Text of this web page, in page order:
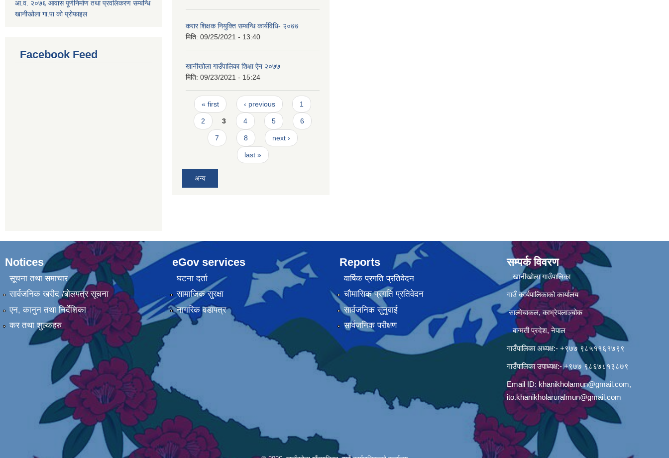
आ.व. २०७६ आवास पूर्णनिर्माण तथा प्रवलिकरण सम्बन्धि
खानीखोला गा.पा को प्रोफाइल
Facebook Feed
करार शिक्षक नियुक्ति सम्बन्धि कार्यविधि- २०७७
मिति: 09/25/2021 - 13:40
खानीखोला गाउँपालिका शिक्षा ऐन २०७७
मिति: 09/23/2021 - 15:24
Pages
« first ‹ previous 1
2 3 4 5 6
7 8 next ›
last »
अन्य
Notices
सूचना तथा समाचार
सार्वजनिक खरीद /बोलपत्र सूचना
एन, कानुन तथा निर्देशिका
कर तथा शुल्कहरु
eGov services
घटना दर्ता
सामाजिक सुरक्षा
नागरिक वडापत्र
Reports
वार्षिक प्रगति प्रतिवेदन
चौमासिक प्रगति प्रतिवेदन
सार्वजनिक सुनुवाई
सार्वजनिक परीक्षण
सम्पर्क विवरण
खानीखोला गाउँपालिका
गाउँ कार्यपालिकाको कार्यालय
साल्मेचाकल, काभ्रेपलाञ्चोक
बाग्मती प्रदेश, नेपाल
गाउँपालिका अध्यक्ष:- +९७७ ९८५११६१७९९
गाउँपालिका उपाध्यक्ष:- +९७७ ९८६७८१३८७९
Email ID: khanikholamun@gmail.com,
ito.khanikholaruralmun@gmail.com